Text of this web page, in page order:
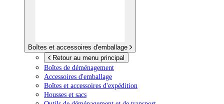
Boîtes et accessoires d'emballage
Retour au menu principal
Boîtes de déménagement
Accessoires d'emballage
Boîtes et accessoires d'expédition
Housses et sacs